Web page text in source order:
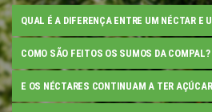
QUAL É A DIFERENÇA ENTRE UM NÉCTAR E
COMO SÃO FEITOS OS SUMOS DA COMPAL?
E OS NÉCTARES CONTINUAM A TER